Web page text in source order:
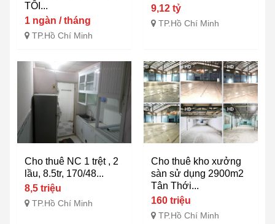
TÔI...
1 ngàn / tháng
TP.Hồ Chí Minh
9,12 tỷ
TP.Hồ Chí Minh
Cho thuê NC 1 trệt , 2
lầu, 8.5tr, 170/48...
8,5 triệu
TP.Hồ Chí Minh
Cho thuê kho xưởng
sàn sử dụng 2900m2
Tân Thới...
160 triệu
TP.Hồ Chí Minh